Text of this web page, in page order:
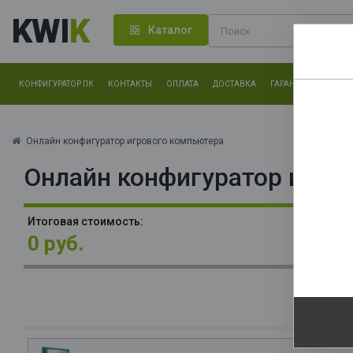
KWIK Каталог
КОНФИГУРАТОР ПК КОНТАКТЫ ОПЛАТА ДОСТАВКА ГАРАНТИЯ
Онлайн конфигуратор игрового компьютера
Онлайн конфигуратор
Итоговая стоимость:
0 руб.